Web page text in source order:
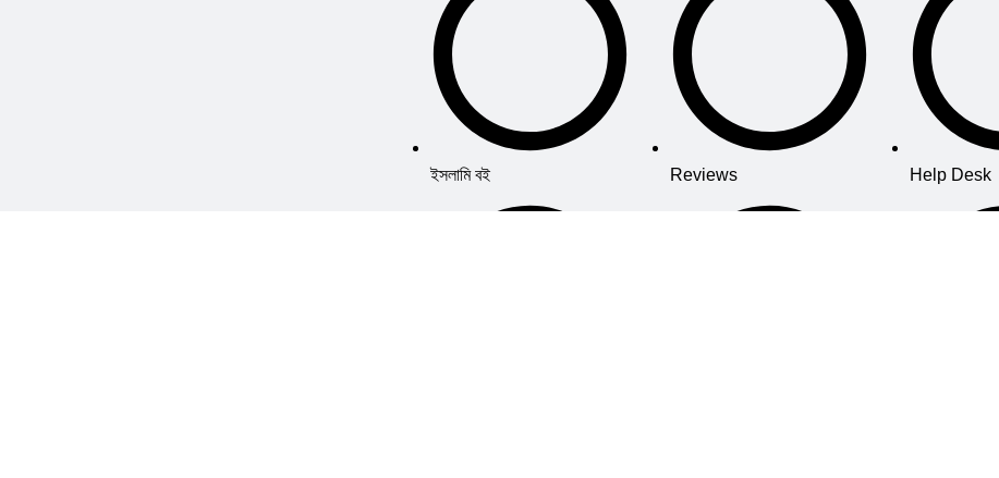
ইসলামি বই Reviews Help Desk